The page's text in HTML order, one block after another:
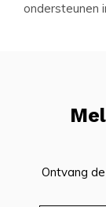
ondersteunen
Ontvang